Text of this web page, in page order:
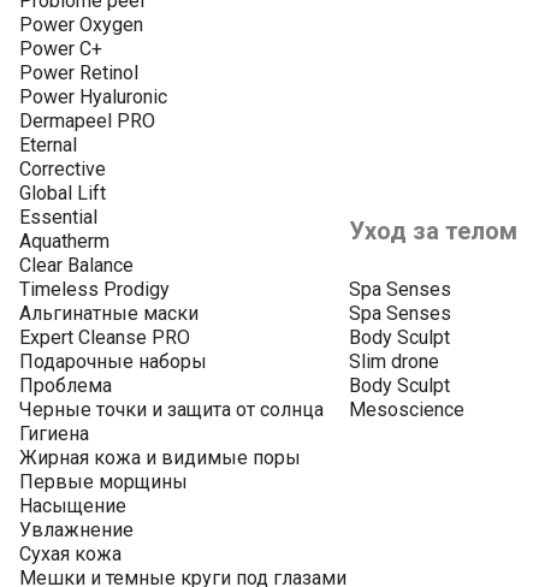
Power Oxygen
Power C+
Power Retinol
Power Hyaluronic
Dermapeel PRO
Eternal
Corrective
Global Lift
Essential
Aquatherm
Clear Balance
Timeless Prodigy
Альгинатные маски
Expert Cleanse PRO
Подарочные наборы
Проблема
Черные точки и защита от солнца
Гигиена
Жирная кожа и видимые поры
Первые морщины
Насыщение
Увлажнение
Сухая кожа
Мешки и темные круги под глазами
Уход за телом
Spa Senses
Spa Senses
Body Sculpt
Slim drone
Body Sculpt
Mesoscience